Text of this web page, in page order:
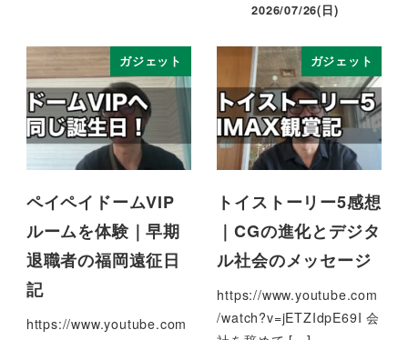
2026/07/26(日)
ガジェット
ペイペイドームVIP
ルームを体験｜早期
退職者の福岡遠征日
記
https://www.youtube.com
ガジェット
トイストーリー5感想
｜CGの進化とデジタ
ル社会のメッセージ
https://www.youtube.com
/watch?v=jETZIdpE69I 会